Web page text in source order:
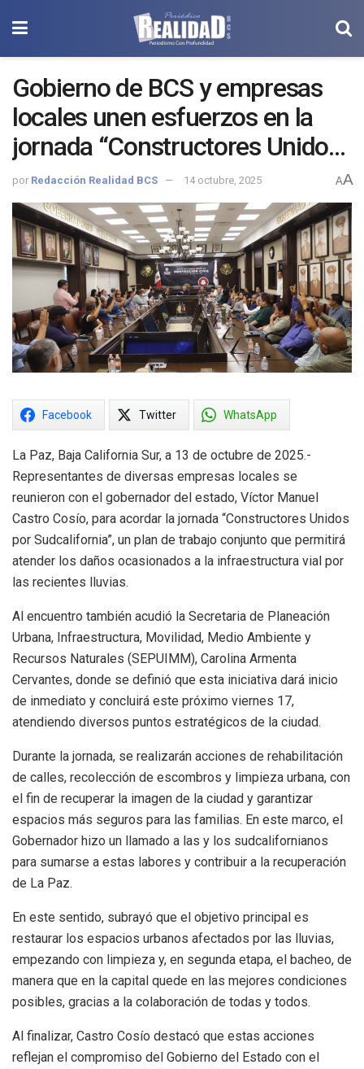
Gobierno de BCS y empresas
locales unen esfuerzos en la
jornada “Constructores Unidos
por Sudcalifornia”
por Redacción Realidad BCS 14 octubre, 2025 AA
Facebook Twitter WhatsApp
La Paz, Baja California Sur, a 13 de octubre de 2025.-
Representantes de diversas empresas locales se
reunieron con el gobernador del estado, Víctor Manuel
Castro Cosío, para acordar la jornada “Constructores Unidos
por Sudcalifornia”, un plan de trabajo conjunto que permitirá
atender los daños ocasionados a la infraestructura vial por
las recientes lluvias.
Al encuentro también acudió la Secretaria de Planeación
Urbana, Infraestructura, Movilidad, Medio Ambiente y
Recursos Naturales (SEPUIMM), Carolina Armenta
Cervantes, donde se definió que esta iniciativa dará inicio
de inmediato y concluirá este próximo viernes 17,
atendiendo diversos puntos estratégicos de la ciudad.
Durante la jornada, se realizarán acciones de rehabilitación
de calles, recolección de escombros y limpieza urbana, con
el fin de recuperar la imagen de la ciudad y garantizar
espacios más seguros para las familias. En este marco, el
Gobernador hizo un llamado a las y los sudcalifornianos
para sumarse a estas labores y contribuir a la recuperación
de La Paz.
En este sentido, subrayó que el objetivo principal es
restaurar los espacios urbanos afectados por las lluvias,
empezando con limpieza y, en segunda etapa, el bacheo, de
manera que en la capital quede en las mejores condiciones
posibles, gracias a la colaboración de todas y todos.
Al finalizar, Castro Cosío destacó que estas acciones
reflejan el compromiso del Gobierno del Estado con el